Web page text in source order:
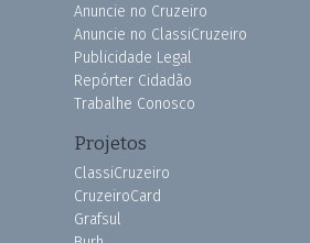
Anuncie no Cruzeiro
Anuncie no ClassiCruzeiro
Publicidade Legal
Repórter Cidadão
Trabalhe Conosco
Projetos
ClassiCruzeiro
CruzeiroCard
Grafsul